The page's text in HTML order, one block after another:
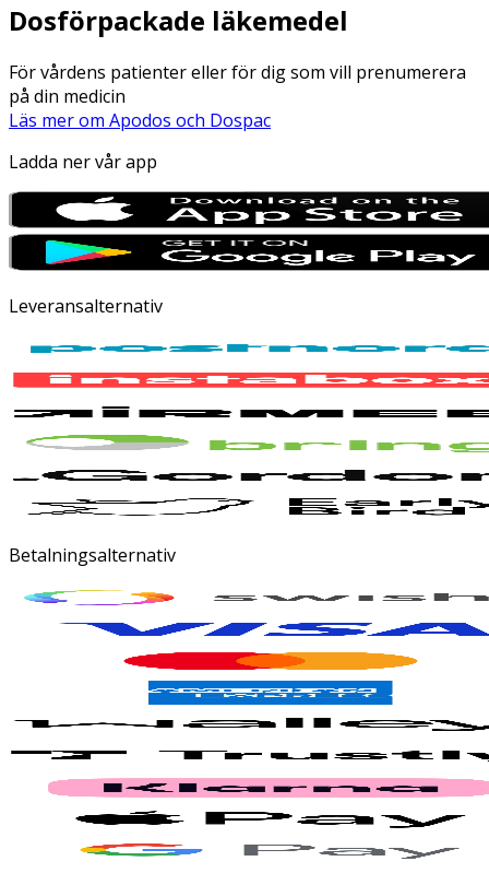
Dosförpackade läkemedel
För vårdens patienter eller för dig som vill prenumerera
på din medicin
Läs mer om Apodos och Dospac
Ladda ner vår app
Leveransalternativ
Betalningsalternativ